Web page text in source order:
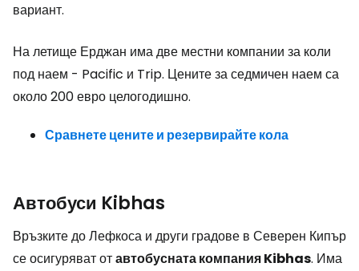
вариант.
На летище Ерджан има две местни компании за коли
под наем - Pacific и Trip. Цените за седмичен наем са
около 200 евро целогодишно.
Сравнете цените и резервирайте кола
Автобуси Kibhas
Връзките до Лефкоса и други градове в Северен Кипър
се осигуряват отавтобусната компания Kibhas. Има